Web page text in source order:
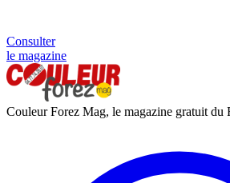
Consulter
le magazine
Couleur Forez Mag, le magazine gratuit du